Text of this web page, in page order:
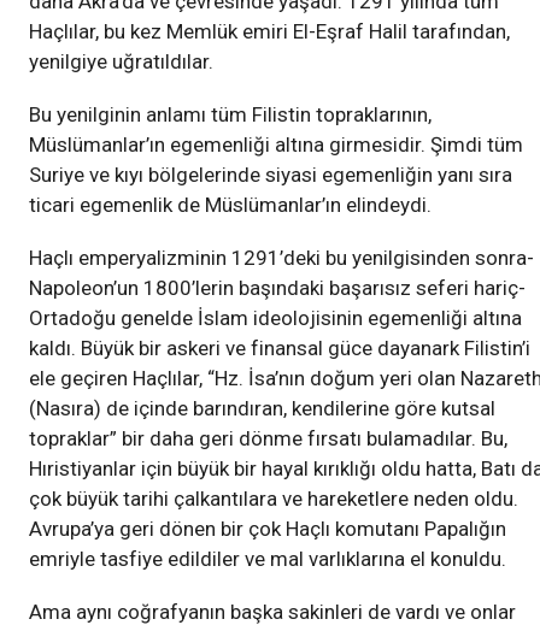
Haçlılar, bu kez Memlük emiri El-Eşraf Halil tarafından,
yenilgiye uğratıldılar.
Bu yenilginin anlamı tüm Filistin topraklarının,
Müslümanlar’ın egemenliği altına girmesidir. Şimdi tüm
Suriye ve kıyı bölgelerinde siyasi egemenliğin yanı sıra
ticari egemenlik de Müslümanlar’ın elindeydi.
Haçlı emperyalizminin 1291’deki bu yenilgisinden sonra-
Napoleon’un 1800’lerin başındaki başarısız seferi hariç-
Ortadoğu genelde İslam ideolojisinin egemenliği altına
kaldı. Büyük bir askeri ve finansal güce dayanark Filistin’i
ele geçiren Haçlılar, “Hz. İsa’nın doğum yeri olan
(Nasıra) de içinde barındıran, kendilerine göre kutsal
topraklar” bir daha geri dönme fırsatı bulamadılar. Bu,
Hıristiyanlar için büyük bir hayal kırıklığı oldu hatta, Batı
çok büyük tarihi çalkantılara ve hareketlere neden oldu.
Avrupa’ya geri dönen bir çok Haçlı komutanı Papalığın
emriyle tasfiye edildiler ve mal varlıklarına el konuldu.
Ama aynı coğrafyanın başka sakinleri de vardı ve onlar